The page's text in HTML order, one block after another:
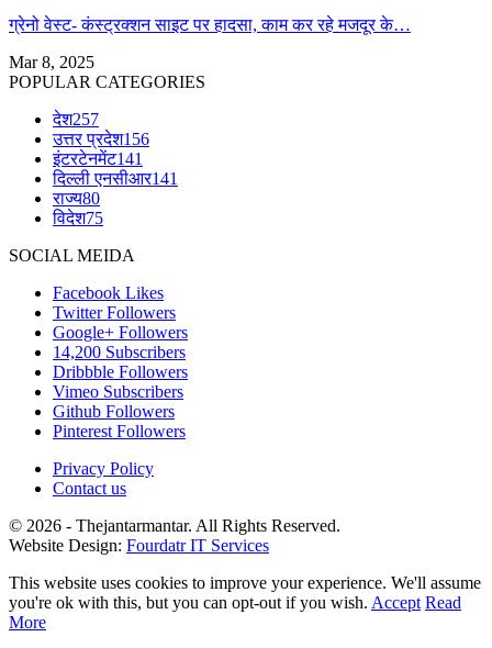
ग्रेनो वेस्ट- कंस्ट्रक्शन साइट पर हादसा, काम कर रहे मजदूर के…
Mar 8, 2025
POPULAR CATEGORIES
देश257
उत्तर प्रदेश156
इंटरटेनमेंट141
दिल्ली एनसीआर141
राज्य80
विदेश75
SOCIAL MEIDA
Facebook Likes
Twitter Followers
Google+ Followers
14,200 Subscribers
Dribbble Followers
Vimeo Subscribers
Github Followers
Pinterest Followers
Privacy Policy
Contact us
© 2026 - Thejantarmantar. All Rights Reserved.
Website Design: Fourdatr IT Services
This website uses cookies to improve your experience. We'll assume
you're ok with this, but you can opt-out if you wish. Accept Read
More